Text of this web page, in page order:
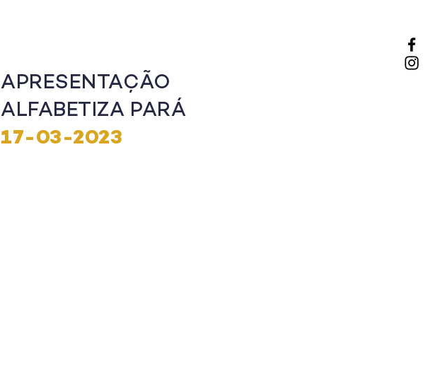
APRESENTAÇÃO
ALFABETIZA PARÁ
17-03-2023